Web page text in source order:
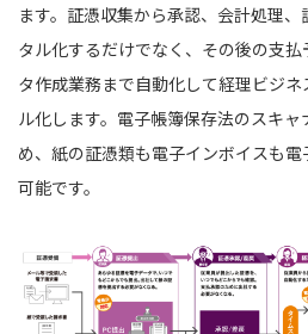
ます。証憑収集から承認、会計処理
タル化するだけでなく、その後の支
タ作成業務まで自動化して経理ビジ
ル化します。電子帳簿保存法のスキ
め、紙の証憑類も電子インボイスも
可能です。